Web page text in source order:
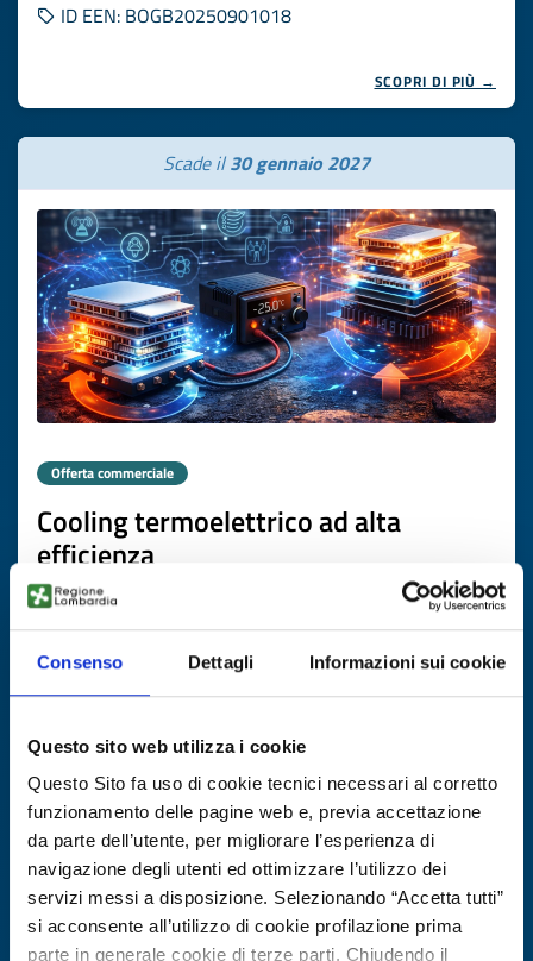
Consenso Dettagli Informazioni sui cookie
Questo sito web utilizza i cookie
Questo Sito fa uso di cookie tecnici necessari al corretto
funzionamento delle pagine web e, previa accettazione
da parte dell’utente, per migliorare l’esperienza di
navigazione degli utenti ed ottimizzare l’utilizzo dei
servizi messi a disposizione. Selezionando “Accetta tutti”
si acconsente all’utilizzo di cookie profilazione prima
parte in generale cookie di terze parti. Chiudendo il
ID EEN: BOGB20250901018
SCOPRI DI PIÙ →
Scade il30 gennaio 2027
Offerta commerciale
Cooling termoelettrico ad alta
efficienza
ID EEN: BOMT20250813013
SCOPRI DI PIÙ →
Scade il03 febbraio 2027